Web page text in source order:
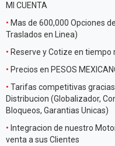
MI CUENTA
• Mas de 600,000 Opciones
Traslados en Linea)
• Reserve y Cotize en tiempo
• Precios en PESOS
• Tarifas competitivas
Distribucion (Globalizador,
Bloqueos, Garantias Unicas)
• Integracion de nuestro
venta a sus Clientes